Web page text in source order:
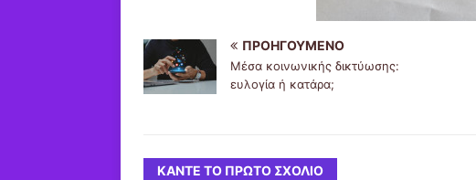
ΠΡΟΗΓΟΎΜΕΝΟ
Μέσα κοινωνικής δικτύωσης:
ευλογία ή κατάρα;
ΚΆΝΤΕ ΤΟ ΠΡΏΤΟ ΣΧΌΛΙΟ